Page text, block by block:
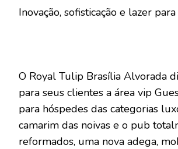
Inovação, sofisticação e lazer
O Royal Tulip Brasília Alvorada
para seus clientes a área vip
para hóspedes das categorias
camarim das noivas e o pub
reformados, uma nova adega,